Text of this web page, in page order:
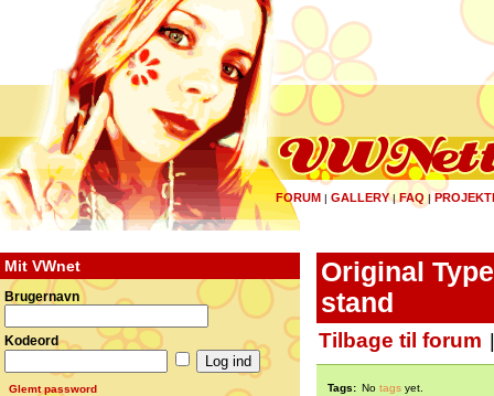
FORUM | GALLERY|FAQ |
Mit VWnet
Brugernavn
Kodeord
Glemt password
Original
stand
Tilbage til forum
Tags: No tags yet.